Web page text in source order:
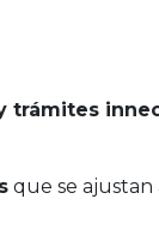
trámites
que se